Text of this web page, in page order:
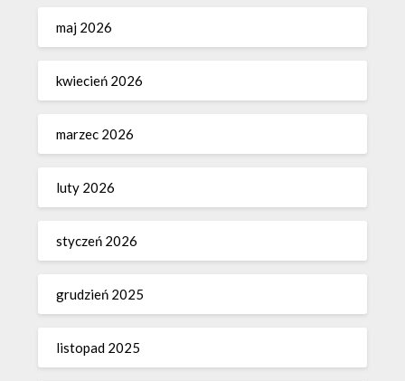
maj 2026
kwiecień 2026
marzec 2026
luty 2026
styczeń 2026
grudzień 2025
listopad 2025